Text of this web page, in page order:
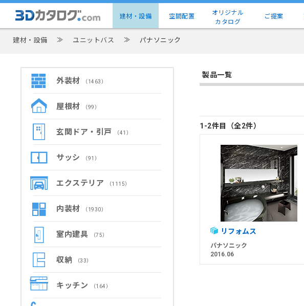
建材・設備 空間配置
オリジナル
カタログ
ご提案
建材・設備 ≫ ユニットバス ≫ パナソニック
外装材 （1463）
屋根材 （99）
玄関ドア・引戸 （41）
サッシ （91）
エクステリア （1115）
内装材 （1930）
室内建具 （75）
収納 （33）
キッチン （164）
製品一覧
1-2件目（全2件）
リフォムス
パナソニック
2016.06